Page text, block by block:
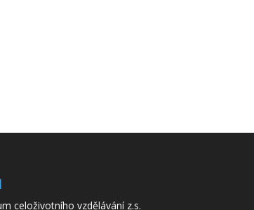
celoživotního vzdělávání z.s.